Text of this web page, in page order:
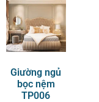
Giường ngủ
bọc nệm
TP006